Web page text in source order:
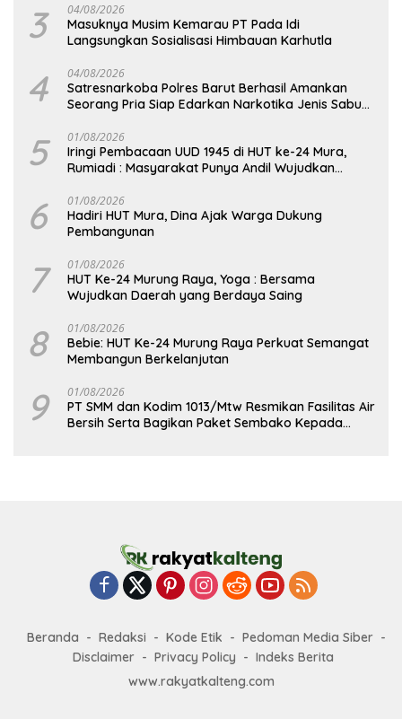
3 04/08/2026
Masuknya Musim Kemarau PT Pada Idi
Langsungkan Sosialisasi Himbauan Karhutla
4 04/08/2026
Satresnarkoba Polres Barut Berhasil Amankan
Seorang Pria Siap Edarkan Narkotika Jenis Sabu
5 01/08/2026
Iringi Pembacaan UUD 1945 di HUT ke-24 Mura,
Rumiadi : Masyarakat Punya Andil Wujudkan
6 01/08/2026
Hadiri HUT Mura, Dina Ajak Warga Dukung
Pembangunan
7 01/08/2026
HUT Ke-24 Murung Raya, Yoga : Bersama
Wujudkan Daerah yang Berdaya Saing
8 01/08/2026
Bebie: HUT Ke-24 Murung Raya Perkuat Semangat
Membangun Berkelanjutan
9 01/08/2026
PT SMM dan Kodim 1013/Mtw Resmikan Fasilitas Air
Bersih Serta Bagikan Paket Sembako Kepada
Beranda Redaksi Kode Etik
Pedoman Media Siber
Disclaimer
Privacy Policy
Indeks Berita
www.rakyatkalteng.com